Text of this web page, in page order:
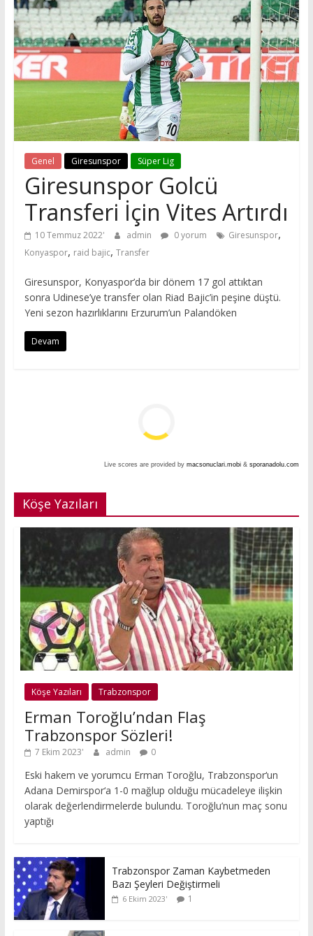
Genel Giresunspor Süper Lig
Giresunspor Golcü
Transferi İçin Vites Artırdı
10 Temmuz 2022 admin 0 yorum Giresunspor,
Konyaspor, raid bajic, Transfer
Giresunspor, Konyaspor’da bir dönem 17 gol attıktan
sonra Udinese’ye transfer olan Riad Bajic’in peşine düştü.
Yeni sezon hazırlıklarını Erzurum’un Palandöken
Devam
Live scores are provided bymacsonuclari.mobi &sporanadolu.com
Köşe Yazıları
Köşe Yazıları Trabzonspor
Erman Toroğlu’ndan Flaş
Trabzonspor Sözleri!
7 Ekim 2023 admin 0
Eski hakem ve yorumcu Erman Toroğlu, Trabzonspor‘un
Adana Demirspor‘a 1-0 mağlup olduğu mücadeleye ilişkin
olarak değerlendirmelerde bulundu. Toroğlu’nun maç sonu
yaptığı
Trabzonspor Zaman Kaybetmeden
Bazı Şeyleri Değiştirmeli
6 Ekim 2023 1